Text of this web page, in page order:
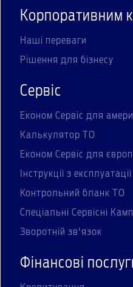
Корпоративним
Наші переваги
Рішення для бізнесу
Сервіс
Економ Сервіс для
Калькулятор ТО
Економ Сервіс для
Інструкції з експлуатації
Контрольний бланк ТО
Спеціальні Сервісні
Зворотній зв'язок
Фінансові